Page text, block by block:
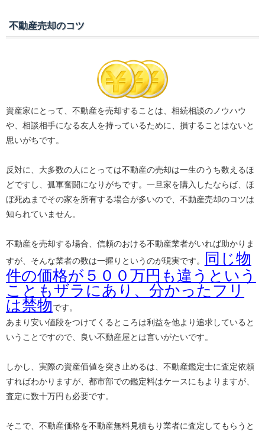
不動産売却のコツ
資産家にとって、不動産を売却することは、相続相談のノウハウ
や、相談相手になる友人を持っているために、損することはないと
思いがちです。
反対に、大多数の人にとっては不動産の売却は一生のうち数えるほ
どですし、孤軍奮闘になりがちです。一旦家を購入したならば、ほ
ぼ死ぬまでその家を所有する場合が多いので、不動産売却のコツは
知られていません。
不動産を売却する場合、信頼のおける不動産業者がいれば助かりま
すが、そんな業者の数は一握りというのが現実です。
同じ物
件の価格が５００万円も違うという
こともザラにあり、分かったフリ
は禁物です。
あまり安い値段をつけてくるところは利益を他より追求していると
いうことですので、良い不動産屋とは言いがたいです。
しかし、実際の資産価値を突き止めるは、不動産鑑定士に査定依頼
すればわかりますが、都市部での鑑定料はケースにもよりますが、
査定に数十万円も必要です。
そこで、不動産価格を不動産無料見積もり業者に査定してもらうと